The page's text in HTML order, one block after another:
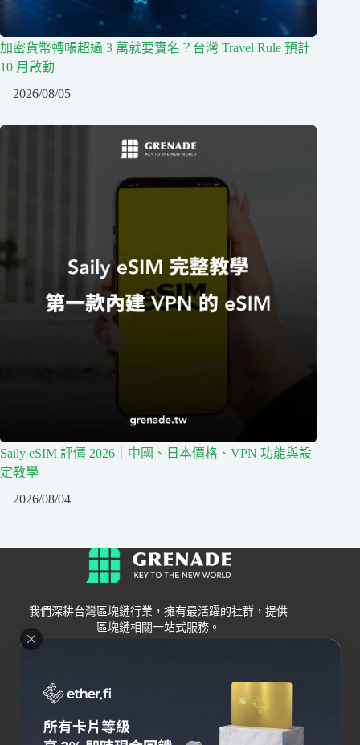
加密貨幣轉帳超過 3 萬就要實名？台灣 Travel Rule 預計
10 月啟動
2026/08/05
Saily eSIM 評價 2026｜中國、日本價格、VPN 功能與設
定教學
2026/08/04
我們深耕台灣區塊鏈行業，擁有最活躍的社群，提供
區塊鏈相關一站式服務。
Grenade
關於我們
聯絡我們
錢包
交易所
Bybit